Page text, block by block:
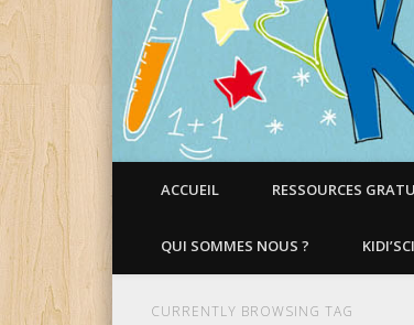
ACCUEIL RESSOURCES
QUI SOMMES NOUS ?
CURRENTLY BROWSING TAG